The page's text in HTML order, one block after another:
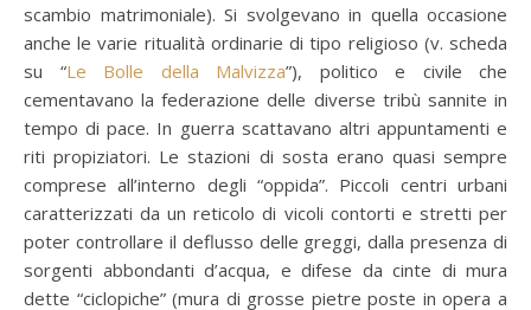
scambio matrimoniale). Si svolgevano in quella occasione
anche le varie ritualità ordinarie di tipo religioso (v. scheda
su “Le Bolle della Malvizza”), politico e civile che
cementavano la federazione delle diverse tribù sannite in
tempo di pace. In guerra scattavano altri appuntamenti e
riti propiziatori. Le stazioni di sosta erano quasi sempre
comprese all’interno degli “oppida”. Piccoli centri urbani
caratterizzati da un reticolo di vicoli contorti e stretti per
poter controllare il deflusso delle greggi, dalla presenza di
sorgenti abbondanti d’acqua, e difese da cinte di mura
dette “ciclopiche” (mura di grosse pietre poste in opera a